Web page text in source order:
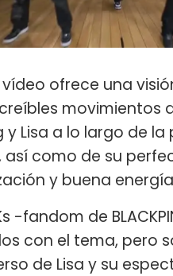
vídeo ofrece una
movimientos
y Lisa a lo largo de la
así como de su
y buena
-fandom de
con el tema, pero
de Lisa y su